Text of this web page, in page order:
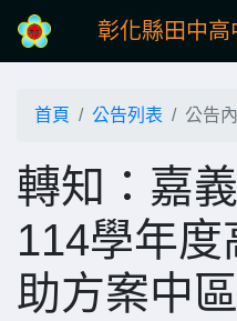
彰化縣田中高
首頁 公告列表 公告
轉知：嘉
114學年
助方案中